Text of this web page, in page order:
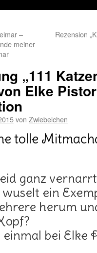
–
meiner
Rezension
„111
Elke
von Zwiebelchen
tolle
ganz
wuselt ein
herum
bei Elke